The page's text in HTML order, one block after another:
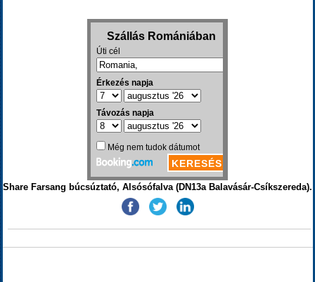
Share Farsang búcsúztató, Alsósófalva (DN13a Balavásár-Csíkszereda).